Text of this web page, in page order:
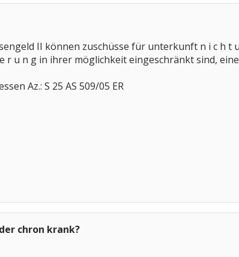
II können zuschüsse für unterkunft n i c h t
r u n g in ihrer möglichkeit eingeschränkt sind,
Az.: S 25 AS 509/05 ER
chron krank?